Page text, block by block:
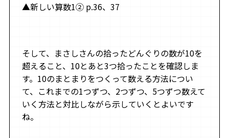
▲新しい算数1② p.36、37
そして、まさしさんの拾ったどんぐりの数が10を
超えること、10とあと3つ拾ったことを確認しま
す。10のまとまりをつくって数える方法につい
て、これまでの1つずつ、2つずつ、5つずつ数えて
いく方法と対比しながら示していくとよいです
ね。